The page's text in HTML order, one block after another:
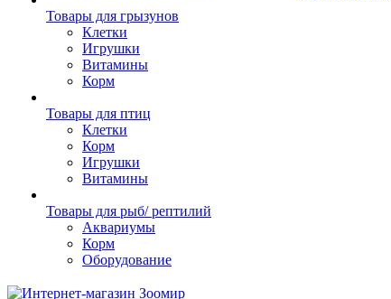
Товары для грызунов
Клетки
Игрушки
Витамины
Корм
Товары для птиц
Клетки
Корм
Игрушки
Витамины
Товары для рыб/ рептилий
Аквариумы
Корм
Оборудование